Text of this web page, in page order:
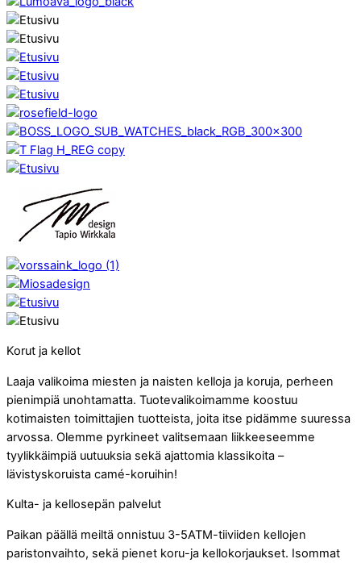
Korut ja kellot
Laaja valikoima miesten ja naisten kelloja ja koruja, perheen
pienimpiä unohtamatta. Tuotevalikoimamme koostuu
kotimaisten toimittajien tuotteista, joita itse pidämme suuressa
arvossa. Olemme pyrkineet valitsemaan liikkeeseemme
tyylikkäimpiä uutuuksia sekä ajattomia klassikoita –
lävistyskoruista camé-koruihin!
Kulta- ja kellosepän palvelut
Paikan päällä meiltä onnistuu 3-5ATM-tiiviiden kellojen
paristonvaihto, sekä pienet koru-ja kellokorjaukset. Isommat